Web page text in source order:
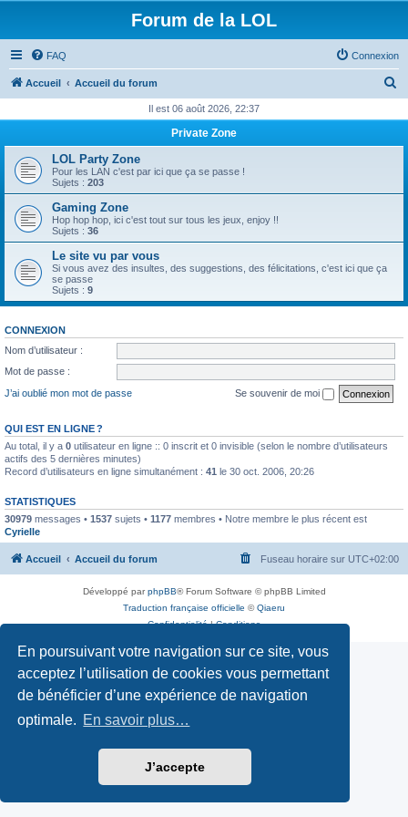
En poursuivant votre navigation sur ce site, vous
acceptez l’utilisation de cookies vous permettant
de bénéficier d’une expérience de navigation
optimale. En savoir plus…
J’accepte
Forum de la LOL
FAQ Connexion
Accueil Accueil du forum
h
r
Il est 06 août 2026, 22:37
Private Zone
LOL Party Zone
Pour les LAN c'est par ici que ça se passe !
Sujets : 203
Gaming Zone
Hop hop hop, ici c'est tout sur tous les jeux, enjoy !!
Sujets : 36
Le site vu par vous
Si vous avez des insultes, des suggestions, des félicitations, c'est ici que ça
se passe
Sujets : 9
CONNEXION
Nom d’utilisateur :
Mot de passe :
J’ai oublié mon mot de passe
Se souvenir de moi
QUI EST EN LIGNE ?
Au total, il y a 0 utilisateur en ligne :: 0 inscrit et 0 invisible (selon le nombre d’utilisateurs
actifs des 5 dernières minutes)
Record d’utilisateurs en ligne simultanément : 41 le 30 oct. 2006, 20:26
STATISTIQUES
30979 messages • 1537 sujets • 1177 membres • Notre membre le plus récent est
Cyrielle
Accueil Accueil du forum Fuseau horaire sur UTC+02:00
Développé parphpBB® Forum Software © phpBB Limited
Traduction française officielle ©Qiaeru
Confidentialité|Conditions